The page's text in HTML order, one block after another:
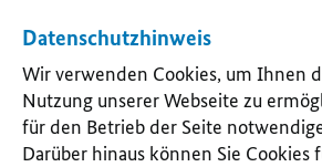
Datenschutzhinweis
Wir verwenden Cookies, um Ihnen
Nutzung unserer Webseite zu
für den Betrieb der Seite
Darüber hinaus können Sie Cookies